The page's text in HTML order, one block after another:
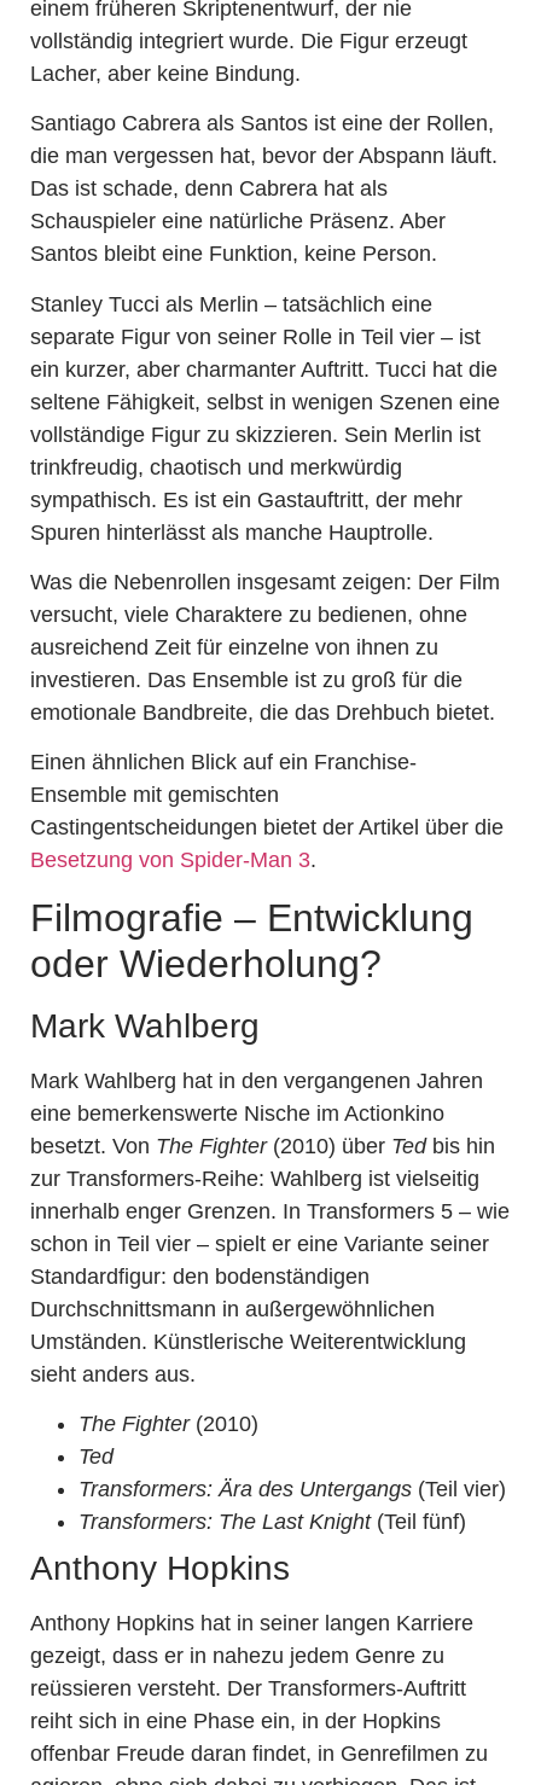
einem früheren Skriptenentwurf, der nie
vollständig integriert wurde. Die Figur erzeugt
Lacher, aber keine Bindung.
Santiago Cabrera als Santos ist eine der Rollen,
die man vergessen hat, bevor der Abspann läuft.
Das ist schade, denn Cabrera hat als
Schauspieler eine natürliche Präsenz. Aber
Santos bleibt eine Funktion, keine Person.
Stanley Tucci als Merlin – tatsächlich eine
separate Figur von seiner Rolle in Teil vier – ist
ein kurzer, aber charmanter Auftritt. Tucci hat die
seltene Fähigkeit, selbst in wenigen Szenen eine
vollständige Figur zu skizzieren. Sein Merlin ist
trinkfreudig, chaotisch und merkwürdig
sympathisch. Es ist ein Gastauftritt, der mehr
Spuren hinterlässt als manche Hauptrolle.
Was die Nebenrollen insgesamt zeigen: Der Film
versucht, viele Charaktere zu bedienen, ohne
ausreichend Zeit für einzelne von ihnen zu
investieren. Das Ensemble ist zu groß für die
emotionale Bandbreite, die das Drehbuch bietet.
Einen ähnlichen Blick auf ein Franchise-
Ensemble mit gemischten
Castingentscheidungen bietet der Artikel über die
Besetzung von Spider-Man 3.
Filmografie – Entwicklung
oder Wiederholung?
Mark Wahlberg
Mark Wahlberg hat in den vergangenen Jahren
eine bemerkenswerte Nische im Actionkino
besetzt. Von The Fighter(2010) über Tedbis hin
zur Transformers-Reihe: Wahlberg ist vielseitig
innerhalb enger Grenzen. In Transformers 5 – wie
schon in Teil vier – spielt er eine Variante seiner
Standardfigur: den bodenständigen
Durchschnittsmann in außergewöhnlichen
Umständen. Künstlerische Weiterentwicklung
sieht anders aus.
The Fighter(2010)
Ted
Transformers: Ära des Untergangs (Teil vier)
Transformers: The Last Knight(Teil fünf)
Anthony Hopkins
Anthony Hopkins hat in seiner langen Karriere
gezeigt, dass er in nahezu jedem Genre zu
reüssieren versteht. Der Transformers-Auftritt
reiht sich in eine Phase ein, in der Hopkins
offenbar Freude daran findet, in Genrefilmen zu